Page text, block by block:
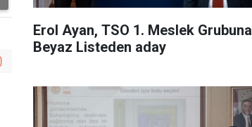
Erol Ayan, TSO 1. Meslek Grubuna
Beyaz Listeden aday